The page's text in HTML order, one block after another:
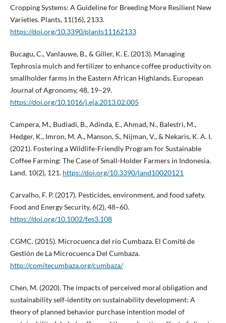
Cropping Systems: A Guideline for Breeding More Resilient New
Varieties. Plants, 11(16), 2133.
https://doi.org/10.3390/plants11162133
Bucagu, C., Vanlauwe, B., & Giller, K. E. (2013). Managing
Tephrosia mulch and fertilizer to enhance coffee productivity on
smallholder farms in the Eastern African Highlands. European
Journal of Agronomy, 48, 19–29.
https://doi.org/10.1016/j.eja.2013.02.005
Campera, M., Budiadi, B., Adinda, E., Ahmad, N., Balestri, M.,
Hedger, K., Imron, M. A., Manson, S., Nijman, V., & Nekaris, K. A. I.
(2021). Fostering a Wildlife-Friendly Program for Sustainable
Coffee Farming: The Case of Small-Holder Farmers in Indonesia.
Land, 10(2), 121. https://doi.org/10.3390/land10020121
Carvalho, F. P. (2017). Pesticides, environment, and food safety.
Food and Energy Security, 6(2), 48–60.
https://doi.org/10.1002/fes3.108
CGMC. (2015). Microcuenca del río Cumbaza. El Comité de
Gestión de La Microcuenca Del Cumbaza.
http://comitecumbaza.org/cumbaza/
Chen, M. (2020). The impacts of perceived moral obligation and
sustainability self‐identity on sustainability development: A
theory of planned behavior purchase intention model of